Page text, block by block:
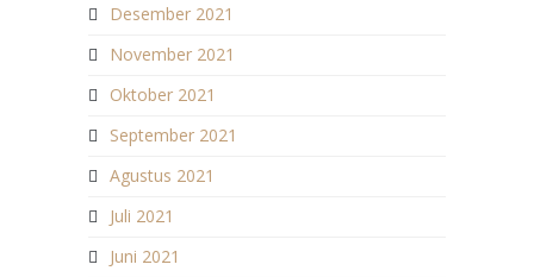
Desember 2021
November 2021
Oktober 2021
September 2021
Agustus 2021
Juli 2021
Juni 2021